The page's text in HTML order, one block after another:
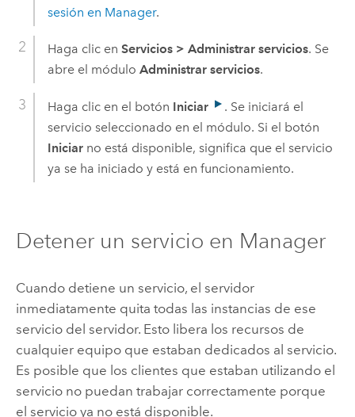
sesión en Manager.
Haga clic en Servicios > Administrar servicios. Se
abre el módulo Administrar servicios.
Haga clic en el botón Iniciar
. Se iniciará el
servicio seleccionado en el módulo. Si el botón
Iniciarno está disponible, significa que el servicio
ya se ha iniciado y está en funcionamiento.
Detener un servicio en Manager
Cuando detiene un servicio, el servidor
inmediatamente quita todas las instancias de ese
servicio del servidor. Esto libera los recursos de
cualquier equipo que estaban dedicados al servicio.
Es posible que los clientes que estaban utilizando el
servicio no puedan trabajar correctamente porque
el servicio ya no está disponible.